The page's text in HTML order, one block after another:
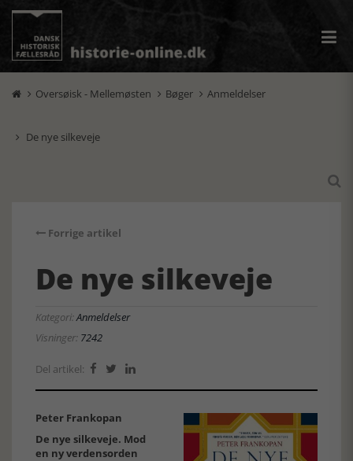
 Oversøisk - Mellemøsten  Bøger  Anmeldelser
 De nye silkeveje

Forrige artikel
De nye silkeveje
Kategori:Anmeldelser
Visninger: 7242
Del artikel:   
Peter Frankopan
De nye silkeveje. Mod
en ny verdensorden